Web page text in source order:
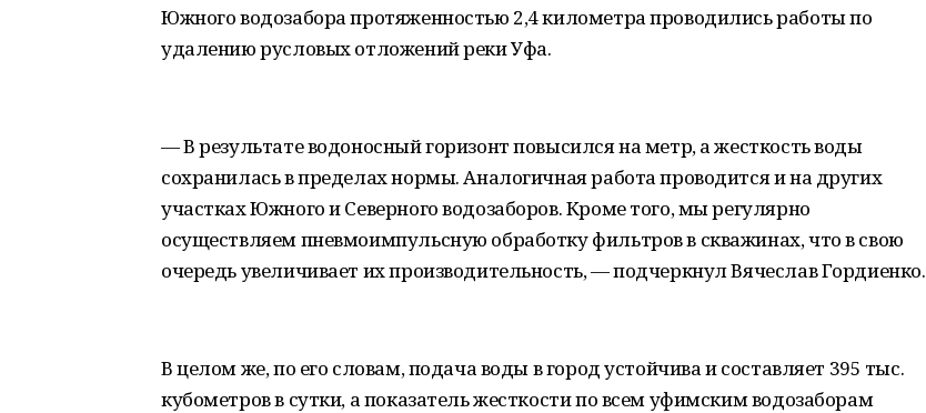
Южного водозабора протяженностью 2,4 километра проводились работы по
удалению русловых отложений реки Уфа.
— В результате водоносный горизонт повысился на метр, а жесткость воды
сохранилась в пределах нормы. Аналогичная работа проводится и на других
участках Южного и Северного водозаборов. Кроме того, мы регулярно
осуществляем пневмоимпульсную обработку фильтров в скважинах, что в свою
очередь увеличивает их производительность, — подчеркнул Вячеслав Гордиенко.
В целом же, по его словам, подача воды в город устойчива и составляет 395 тыс.
кубометров в сутки, а показатель жесткости по всем уфимским водозаборам